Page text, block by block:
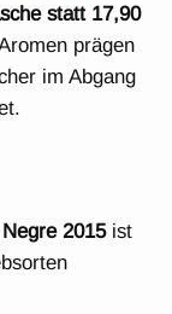
statt 17,90
prägen
im Abgang
2015ist